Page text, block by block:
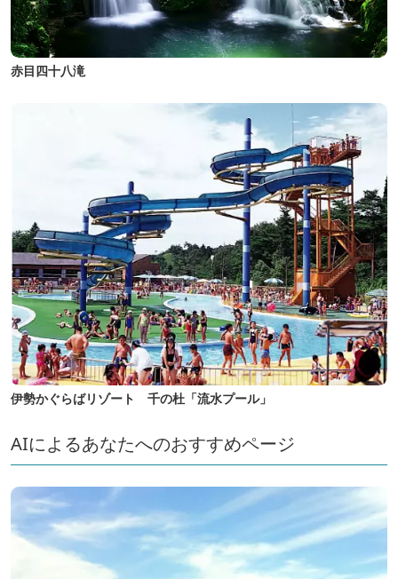
赤目四十八滝
伊勢かぐらばリゾート 千の杜「流水プール」
AIによるあなたへのおすすめページ